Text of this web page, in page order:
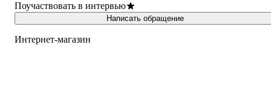
Поучаствовать в интервью
Написать обращение
Интернет-магазин